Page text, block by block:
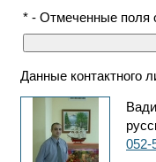
* - Отмеченные поля
Данные контактного
052-